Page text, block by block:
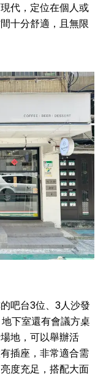
代，定位在個人或
十分舒適，且無限
吧台3位、3人沙發
下室還有會議方桌
地，可以舉辦活
插座，非常適合需
度充足，搭配大面